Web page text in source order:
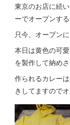
東京のお店に続
ーでオープンす
只今、オープン
本日は黄色の可
を製作して納め
作られるカレー
きしてますので